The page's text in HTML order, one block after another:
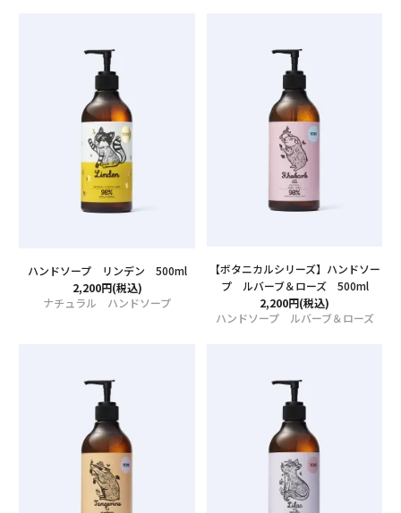
ハンドソープ リンデン 500ml
2,200円(税込)
ナチュラル ハンドソープ
【ボタニカルシリーズ】ハンドソー
プ ルバーブ＆ローズ 500ml
2,200円(税込)
ハンドソープ ルバーブ＆ローズ